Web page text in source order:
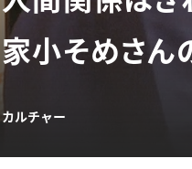
家小そめさ
カルチャー